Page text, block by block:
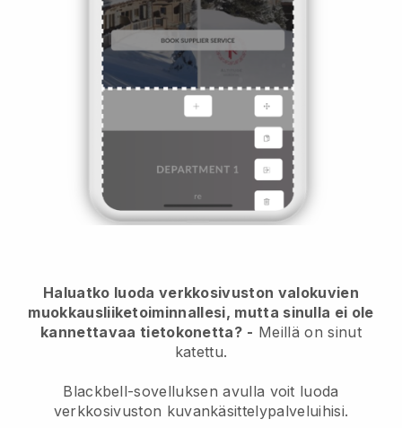
Haluatko luoda verkkosivuston valokuvien
muokkausliiketoiminnallesi, mutta sinulla ei ole
kannettavaa tietokonetta? - Meillä on sinut
katettu.
Blackbell-sovelluksen avulla voit luoda
verkkosivuston kuvankäsittelypalveluihisi.